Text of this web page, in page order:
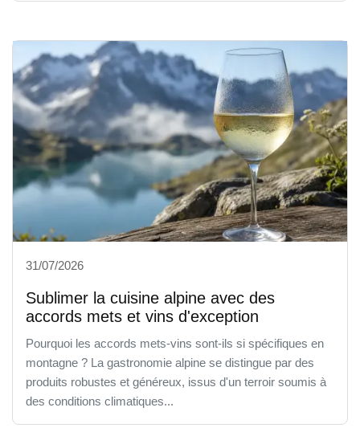
31/07/2026
Sublimer la cuisine alpine avec des
accords mets et vins d'exception
Pourquoi les accords mets-vins sont-ils si spécifiques en
montagne ? La gastronomie alpine se distingue par des
produits robustes et généreux, issus d'un terroir soumis à
des conditions climatiques...